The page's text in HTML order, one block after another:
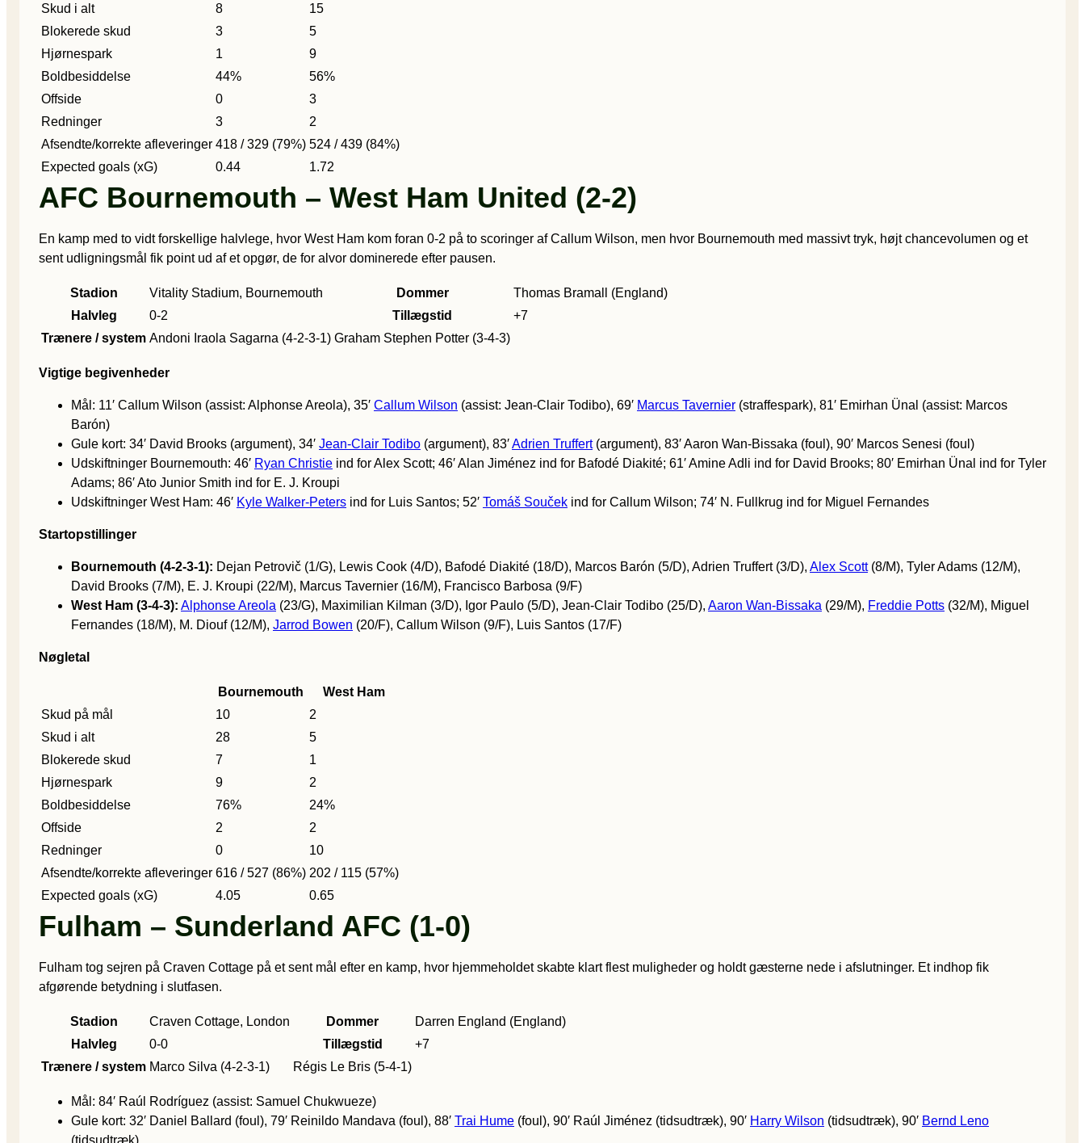
Skud i alt
8
15
Blokerede skud
3
5
Hjørnespark
1
9
Boldbesiddelse
44%
56%
Offside
0
3
Redninger
3
2
Afsendte/korrekte afleveringer 418 / 329 (79%) 524 / 439 (84%)
Expected goals (xG)
0.44 1.72
AFC Bournemouth – West Ham United (2-2)
En kamp med to vidt forskellige halvlege, hvor West Ham kom foran 0-2 på to scoringer af Callum Wilson, men hvor Bournemouth med massivt tryk, højt chancevolumen og et
sent udligningsmål fik point ud af et opgør, de for alvor dominerede efter pausen.
Stadion Vitality Stadium, Bournemouth Dommer
Thomas Bramall (England)
Halvleg
0-2 Tillægstid
+7
Trænere / system Andoni Iraola Sagarna (4-2-3-1) Graham Stephen Potter (3-4-3)
Vigtige begivenheder
Mål: 11′ Callum Wilson (assist: Alphonse Areola), 35′ Callum Wilson (assist: Jean-Clair Todibo), 69′ Marcus Tavernier (straffespark), 81′ Emirhan Ünal (assist: Marcos
Barón)
Gule kort: 34′ David Brooks (argument), 34′ Jean-Clair Todibo (argument), 83′Adrien Truffert(argument), 83′ Aaron Wan-Bissaka (foul), 90′ Marcos Senesi (foul)
Udskiftninger Bournemouth: 46′ Ryan Christie ind for Alex Scott; 46′ Alan Jiménez ind for Bafodé Diakité; 61′ Amine Adli ind for David Brooks; 80′ Emirhan Ünal ind for Tyler
Adams; 86′ Ato Junior Smith ind for E. J. Kroupi
Udskiftninger West Ham: 46′ Kyle Walker-Peters ind for Luis Santos; 52′ Tomáš Souček ind for Callum Wilson; 74′ N. Fullkrug ind for Miguel Fernandes
Startopstillinger
Bournemouth (4-2-3-1): Dejan Petrovič (1/G), Lewis Cook (4/D), Bafodé Diakité (18/D), Marcos Barón (5/D), Adrien Truffert (3/D), Alex Scott(8/M), Tyler Adams (12/M),
David Brooks (7/M), E. J. Kroupi (22/M), Marcus Tavernier (16/M), Francisco Barbosa (9/F)
West Ham (3-4-3): Alphonse Areola (23/G), Maximilian Kilman (3/D), Igor Paulo (5/D), Jean-Clair Todibo (25/D), Aaron Wan-Bissaka (29/M), Freddie Potts (32/M), Miguel
Fernandes (18/M), M. Diouf (12/M), Jarrod Bowen (20/F), Callum Wilson (9/F), Luis Santos (17/F)
Nøgletal
Bournemouth
West Ham
Skud på mål
10
2
Skud i alt
28
5
Blokerede skud
7
1
Hjørnespark
9
2
Boldbesiddelse
76%
24%
Offside
2
2
Redninger
0
10
Afsendte/korrekte afleveringer 616 / 527 (86%) 202 / 115 (57%)
Expected goals (xG)
4.05 0.65
Fulham – Sunderland AFC (1-0)
Fulham tog sejren på Craven Cottage på et sent mål efter en kamp, hvor hjemmeholdet skabte klart flest muligheder og holdt gæsterne nede i afslutninger. Et indhop fik
afgørende betydning i slutfasen.
Stadion Craven Cottage, London Dommer
Darren England (England)
Halvleg
0-0 Tillægstid
+7
Trænere / system Marco Silva (4-2-3-1) Régis Le Bris (5-4-1)
Mål: 84′ Raúl Rodríguez (assist: Samuel Chukwueze)
Gule kort: 32′ Daniel Ballard (foul), 79′ Reinildo Mandava (foul), 88′ Trai Hume (foul), 90′ Raúl Jiménez (tidsudtræk), 90′ Harry Wilson (tidsudtræk), 90′ Bernd Leno
(tidsudtræk)